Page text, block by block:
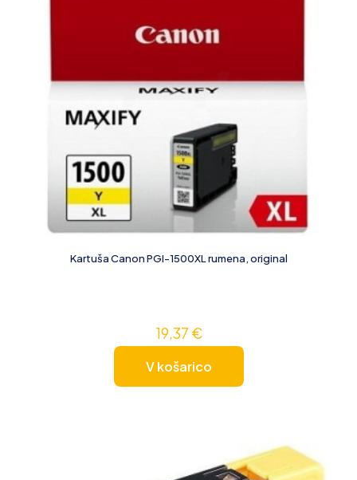
Kartuša Canon PGI-1500XL rumena, original
19,37 €
V košarico